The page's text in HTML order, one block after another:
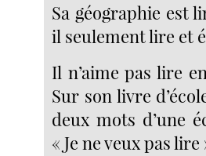
Sa géographie est
il seulement lire et
Il n’aime pas lire
Sur son livre
deux mots d’une
« Je ne veux pas lire